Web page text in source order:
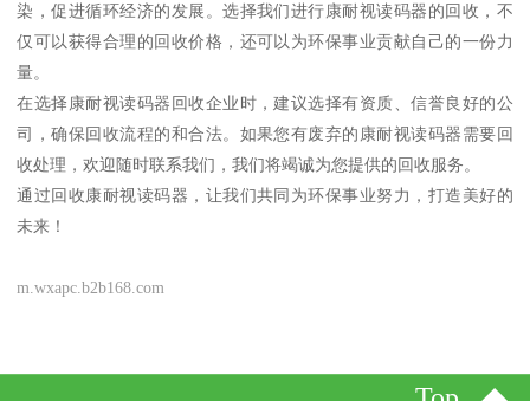
染，促进循环经济的发展。选择我们进行康耐视读码器的回收，不
仅可以获得合理的回收价格，还可以为环保事业贡献自己的一份力
量。
在选择康耐视读码器回收企业时，建议选择有资质、信誉良好的公
司，确保回收流程的和合法。如果您有废弃的康耐视读码器需要回
收处理，欢迎随时联系我们，我们将竭诚为您提供的回收服务。
通过回收康耐视读码器，让我们共同为环保事业努力，打造美好的
未来！
m.wxapc.b2b168.com